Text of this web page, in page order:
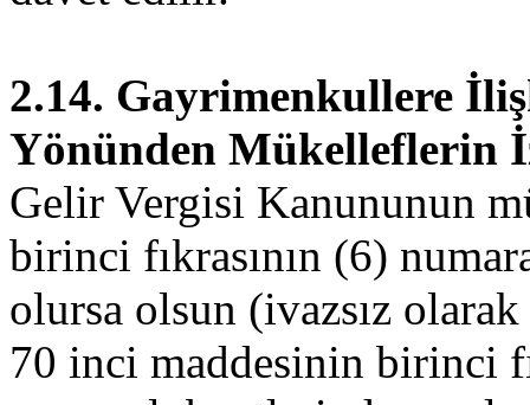
2.14. Gayrimenkullere
Yönünden Mükelleflerin
Gelir Vergisi Kanununun
birinci fıkrasının (6)
olursa olsun (ivazsız
70 inci maddesinin birinci